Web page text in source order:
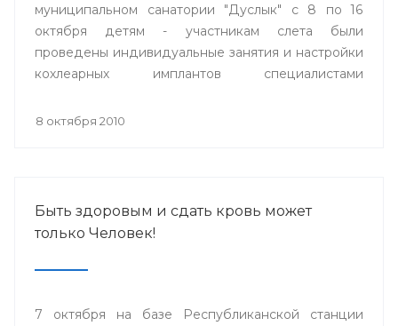
муниципальном санатории "Дуслык" с 8 по 16
октября детям - участникам слета были
проведены индивидуальные занятия и настройки
кохлеарных имплантов специалистами
Великобритании, Германии, специалистами ФГУ
8 октября 2010
Быть здоровым и сдать кровь может
только Человек!
7 октября на базе Республиканской станции